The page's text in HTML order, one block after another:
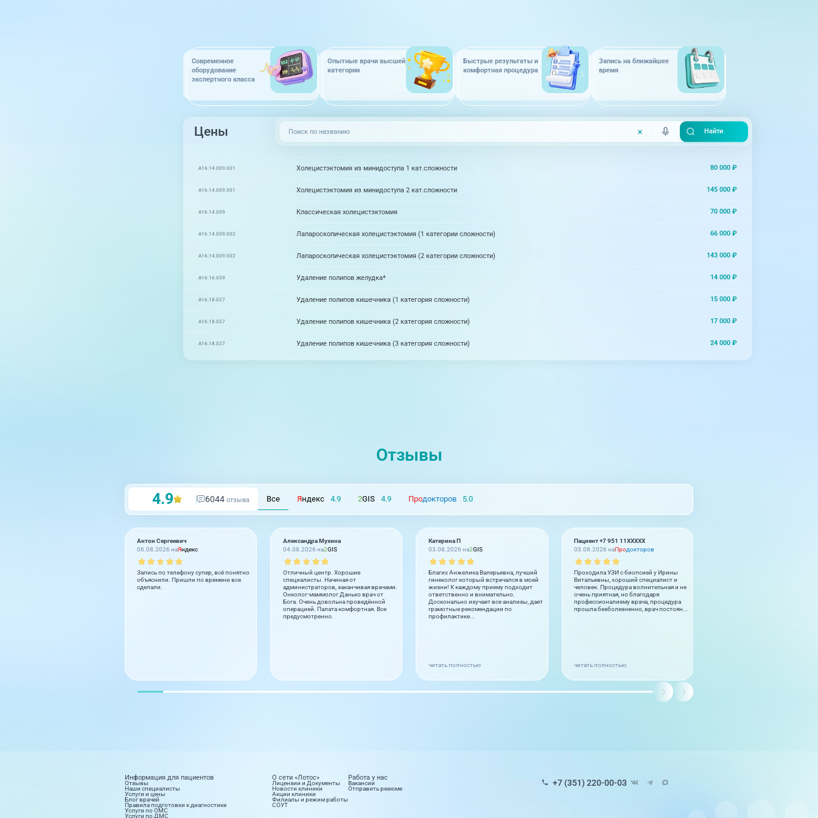
Современное
оборудование
экспертного класса
Опытные врачи высшей
категории
Быстрые результаты и
комфортная процедура
Запись на ближайшее
время
Цены
A16.14.009.001 Холецистэктомия из минидоступа 1 кат.сложности 80 000 ₽
A16.14.009.001 Холецистэктомия из минидоступа 2 кат.сложности 145 000 ₽
A16.14.009 Классическая холецистэктомия 70 000 ₽
A16.14.009.002 Лапароскопическая холецистэктомия (1 категории сложности) 66 000 ₽
A16.14.009.002 Лапароскопическая холецистэктомия (2 категории сложности) 143 000 ₽
A16.16.039 Удаление полипов желудка* 14 000 ₽
A16.18.027 Удаление полипов кишечника (1 категория сложности) 15 000 ₽
A16.18.027 Удаление полипов кишечника (2 категория сложности) 17 000 ₽
A16.18.027 Удаление полипов кишечника (3 категория сложности) 24 000 ₽
Отзывы
4.9 6044 отзыва Все Яндекс 4.9 2GIS 4.9 Продокторов 5.0
Антон Сергеевич
06.08.2026 наЯндекс
Запись по телефону супер, всё понятно
объяснили. Пришли по времени все
сделали.
Александра Мухина
04.08.2026 на2GIS
Отличный центр. Хорошие
специалисты. Начиная от
администраторов, заканчивая врачами.
Онколог-маммолог Данько врач от
Бога. Очень довольна проведённой
операцией. Палата комфортная. Все
предусмотренно.
Катерина П
03.08.2026 на2GIS
Благих Анжелика Валерьевна, лучший
гинеколог который встречался в моей
жизни! К каждому приему подходит
ответственно и внимательно.
Досконально изучает все анализы, дает
грамотные рекомендации по
профилактике...
читать полностью
Пациент +7 951 11XXXXX
03.08.2026 наПродокторов
Проходила УЗИ с биопсией у Ирины
Витальевны, хороший специалист и
человек. Процедура волнительная и не
очень приятная, но благодаря
профессионализму врача, процедура
прошла безболезненно, врач постоян...
читать полностью
+7 (351) 220-00-03
Информация для пациентов
Отзывы
Наши специалисты
Услуги и цены
Блог врачей
Правила подготовки к диагностике
Услуги по ОМС
Услуги по ДМС
О сети «Лотос»
Лицензии и Документы
Новости клиники
Акции клиники
Филиалы и режим работы
СОУТ
Работа у нас
Вакансии
Отправить резюме